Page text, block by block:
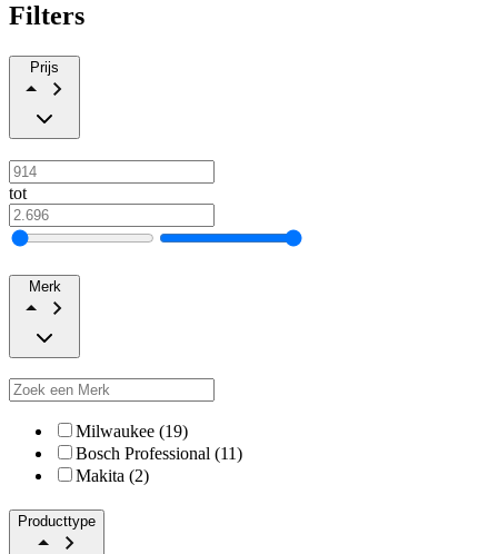
Filters
Prijs
tot
Merk
Milwaukee (19)
Bosch Professional (11)
Makita (2)
Producttype